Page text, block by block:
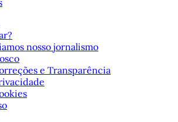
nosso jornalismo
e Transparência